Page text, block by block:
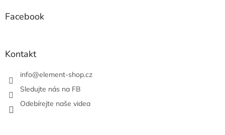
Facebook
Kontakt
info@element-shop.cz
Sledujte nás na FB
Odebírejte naše videa